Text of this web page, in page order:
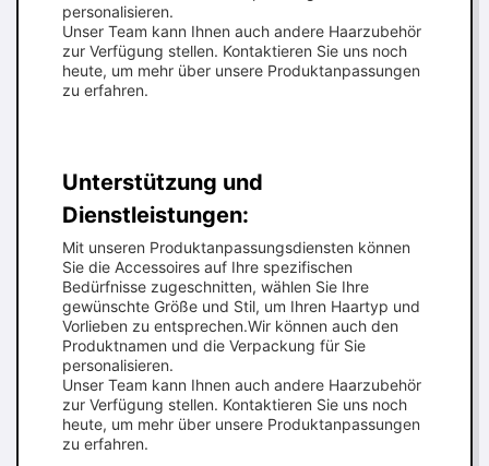
personalisieren.
Unser Team kann Ihnen auch andere Haarzubehör
zur Verfügung stellen. Kontaktieren Sie uns noch
heute, um mehr über unsere Produktanpassungen
zu erfahren.
Unterstützung und
Dienstleistungen:
Mit unseren Produktanpassungsdiensten können
Sie die Accessoires auf Ihre spezifischen
Bedürfnisse zugeschnitten, wählen Sie Ihre
gewünschte Größe und Stil, um Ihren Haartyp und
Vorlieben zu entsprechen.Wir können auch den
Produktnamen und die Verpackung für Sie
personalisieren.
Unser Team kann Ihnen auch andere Haarzubehör
zur Verfügung stellen. Kontaktieren Sie uns noch
heute, um mehr über unsere Produktanpassungen
zu erfahren.